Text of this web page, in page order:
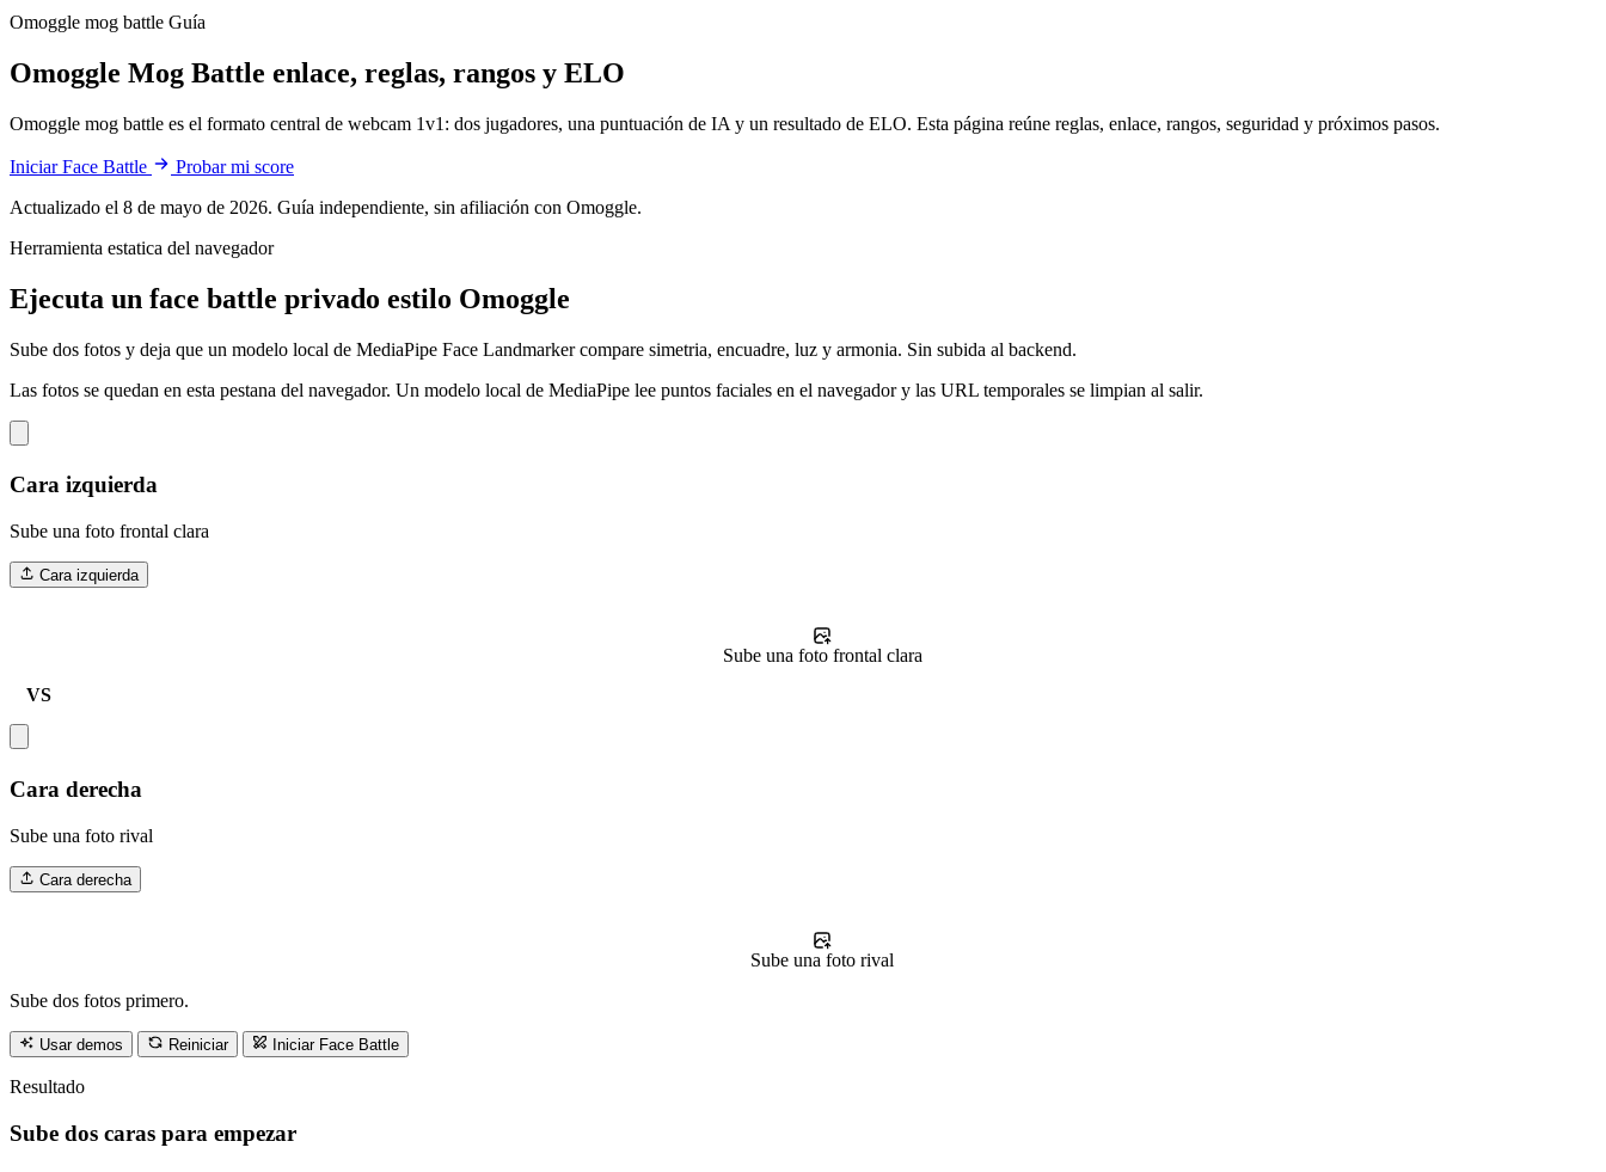
Omoggle mog battle Guía
Omoggle Mog Battle enlace, reglas, rangos y ELO
Omoggle mog battle es el formato central de webcam 1v1: dos jugadores, una puntuación de IA y un resultado de ELO. Esta página reúne reglas, enlace, rangos, seguridad y próximos pasos.
Iniciar Face Battle
Probar mi score
Actualizado el 8 de mayo de 2026. Guía independiente, sin afiliación con Omoggle.
Herramienta estatica del navegador
Ejecuta un face battle privado estilo Omoggle
Sube dos fotos y deja que un modelo local de MediaPipe Face Landmarker compare simetria, encuadre, luz y armonia. Sin subida al backend.
Las fotos se quedan en esta pestana del navegador. Un modelo local de MediaPipe lee puntos faciales en el navegador y las URL temporales se limpian al salir.
Cara izquierda
Sube una foto frontal clara
Cara izquierda
Sube una foto frontal clara
VS
Cara derecha
Sube una foto rival
Cara derecha
Sube una foto rival
Sube dos fotos primero.
Usar demos Reiniciar Iniciar Face Battle
Resultado
Sube dos caras para empezar